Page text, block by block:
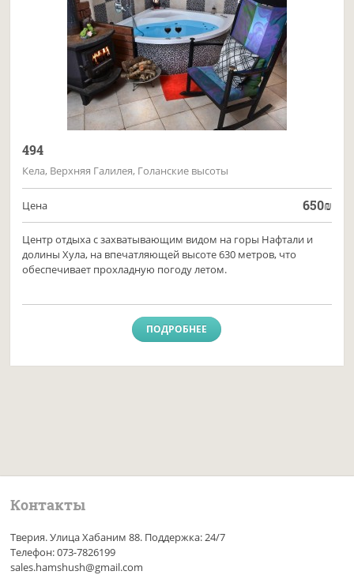
494
Кела, Верхняя Галилея, Голанские высоты
Цена 650₪
Центр отдыха с захватывающим видом на горы Нафтали и
долины Хула, на впечатляющей высоте 630 метров, что
обеспечивает прохладную погоду летом.
ПОДРОБНЕЕ
Контакты
Тверия. Улица Хабаним 88. Поддержка: 24/7
Телефон: 073-7826199
sales.hamshush@gmail.com